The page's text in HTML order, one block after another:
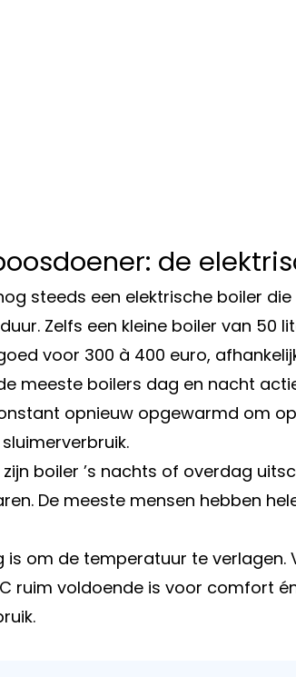
de
steeds een elektrische boiler
Zelfs een kleine boiler van 50
voor 300 à 400 euro,
meeste boilers dag en nacht
opnieuw opgewarmd om
zijn boiler ’s nachts of overdag
De meeste mensen hebben
is om de temperatuur te
ruim voldoende is voor comfort